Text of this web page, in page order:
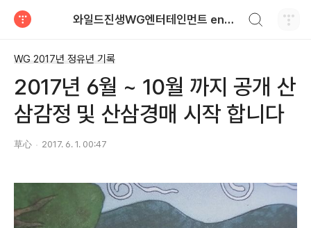
와일드진생WG엔터테인먼트 entertainment
WG 2017년 정유년 기록
2017년 6월 ~ 10월 까지 공개 산
삼감정 및 산삼경매 시작 합니다
草心 2017. 6. 1. 00:47